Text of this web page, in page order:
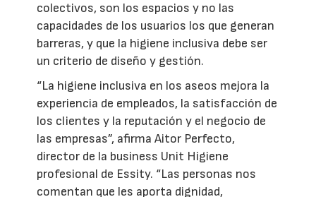
colectivos, son los espacios y no las
capacidades de los usuarios los que generan
barreras, y que la higiene inclusiva debe ser
un criterio de diseño y gestión.
“La higiene inclusiva en los aseos mejora la
experiencia de empleados, la satisfacción de
los clientes y la reputación y el negocio de
las empresas”, afirma Aitor Perfecto,
director de la business Unit Higiene
profesional de Essity. “Las personas nos
comentan que les aporta dignidad,